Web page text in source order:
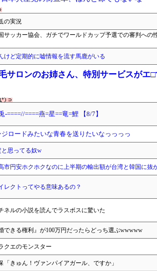
の実況
サッカー協会、ガチでワールドカップ予選での審判への
けど定期的に嘘情報を流す馬鹿がいる
サロンのお姉さん、特別サービスがエ
-====//====燕=星==竜=鯉 【8/7】
ロードみたいな青春を送りたいなっっっっ
思ってる奴w
市円安ホクホクなのに上半期の輸出額が台湾と韓国に抜
レクトってやる意味あるの？
ネルの小説を読んでラスボスに驚いた
できる権利』が100万円だったらどっち選ぶwwwww
クエのモンスター
「きゅん！ヴァンパイアガール、ですか」